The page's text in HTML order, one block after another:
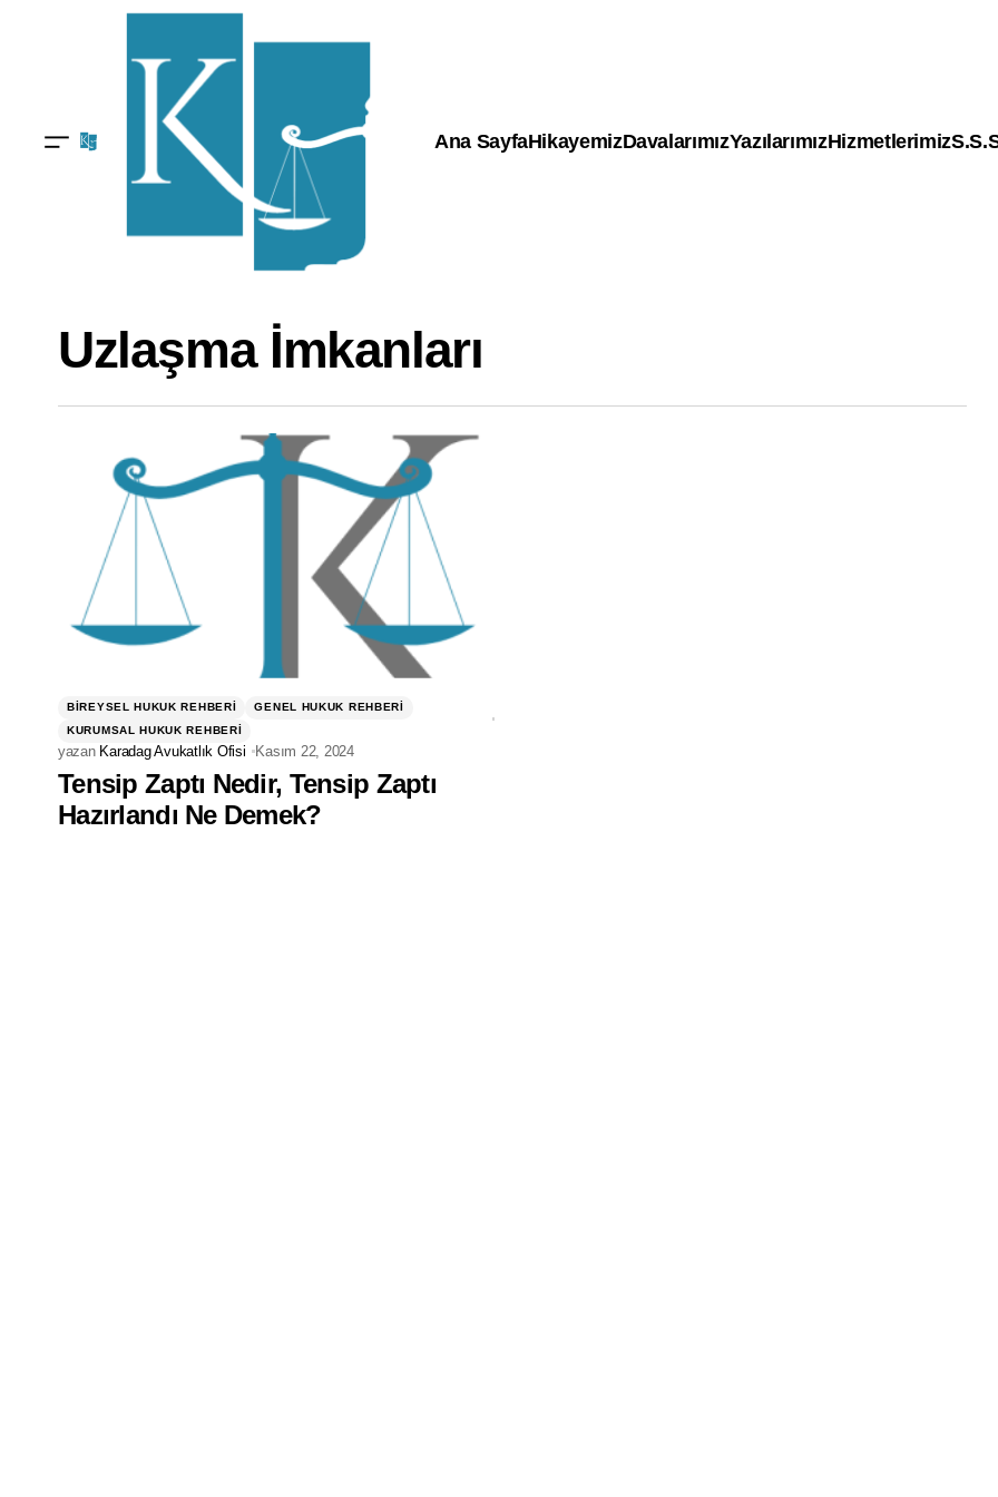
Ana SayfaHikayemizDavalarımızYazılarımızHizmetlerimiz
Uzlaşma İmkanları
BIREYSEL HUKUK REHBERI
GENEL HUKUK REHBERI
KURUMSAL HUKUK REHBERI
yazan Karadag Avukatlık Ofisi Kasım 22, 2024
Tensip Zaptı Nedir, Tensip Zaptı
Hazırlandı Ne Demek?